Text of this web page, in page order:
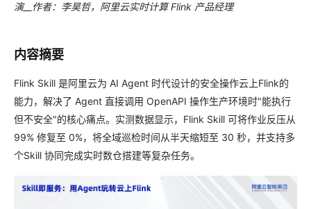
演__作者：李昊哲，阿里云实时计算 Flink 产品经理
内容摘要
Flink Skill 是阿里云为 AI Agent 时代设计的安全操作云上Flink的
能力，解决了 Agent 直接调用 OpenAPI 操作生产环境时"能执行
但不安全"的核心痛点。实测数据显示，Flink Skill 可将作业反压从
99% 修复至 0%，将全域巡检时间从半天缩短至 30 秒，并支持多
个Skill 协同完成实时数仓搭建等复杂任务。